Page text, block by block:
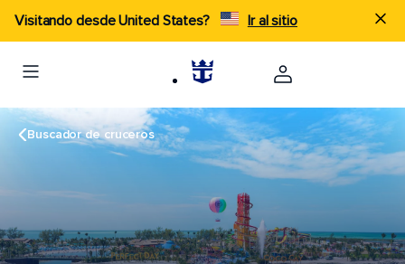
Visitando desde United States? Ir al sitio
Buscador de cruceros